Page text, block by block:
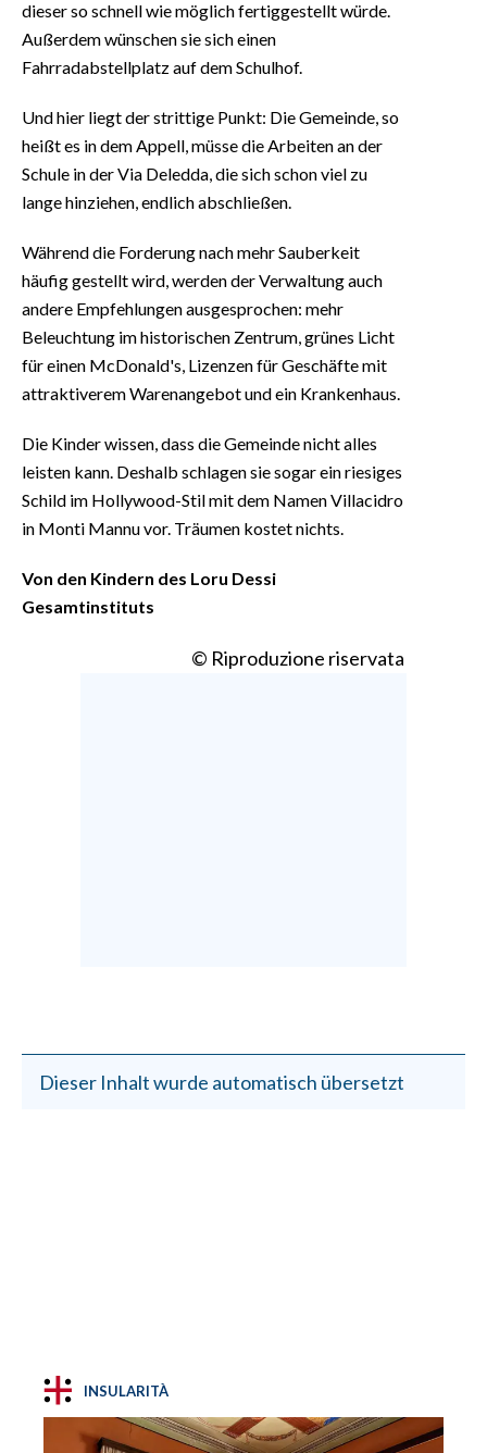
dieser so schnell wie möglich fertiggestellt würde.
Außerdem wünschen sie sich einen
Fahrradabstellplatz auf dem Schulhof.
Und hier liegt der strittige Punkt: Die Gemeinde, so
heißt es in dem Appell, müsse die Arbeiten an der
Schule in der Via Deledda, die sich schon viel zu
lange hinziehen, endlich abschließen.
Während die Forderung nach mehr Sauberkeit
häufig gestellt wird, werden der Verwaltung auch
andere Empfehlungen ausgesprochen: mehr
Beleuchtung im historischen Zentrum, grünes Licht
für einen McDonald's, Lizenzen für Geschäfte mit
attraktiverem Warenangebot und ein Krankenhaus.
Die Kinder wissen, dass die Gemeinde nicht alles
leisten kann. Deshalb schlagen sie sogar ein riesiges
Schild im Hollywood-Stil mit dem Namen Villacidro
in Monti Mannu vor. Träumen kostet nichts.
Von den Kindern des Loru Dessi
Gesamtinstituts
© Riproduzione riservata
Dieser Inhalt wurde automatisch übersetzt
INSULARITÀ